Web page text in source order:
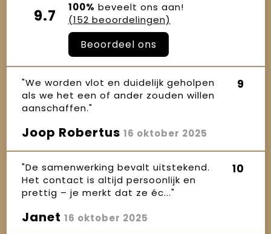
9.7 100% beveelt ons aan!
(152 beoordelingen)
Beoordeel ons
"We worden vlot en duidelijk geholpen
als we het een of ander zouden willen
aanschaffen."
9
Joop Robertus 16 oktober 2025
"De samenwerking bevalt uitstekend.
Het contact is altijd persoonlijk en
prettig – je merkt dat ze éc..."
10
Janet 16 oktober 2025